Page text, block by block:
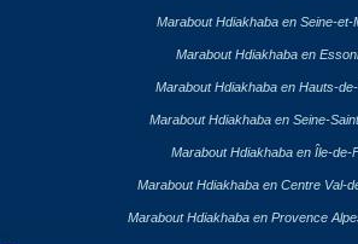
Marabout Hdiakhaba en Seine-et-
Marabout Hdiakhaba en
Marabout Hdiakhaba en Hauts-
Marabout Hdiakhaba en Seine-
Marabout Hdiakhaba en Île-de-
Marabout Hdiakhaba en Centre Val-
Marabout Hdiakhaba en Provence